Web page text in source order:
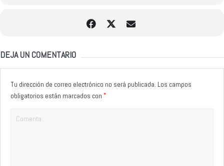
DEJA UN COMENTARIO
Tu dirección de correo electrónico no será publicada. Los campos
obligatorios están marcados con *